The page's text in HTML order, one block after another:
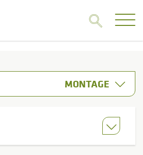
MONTAGE